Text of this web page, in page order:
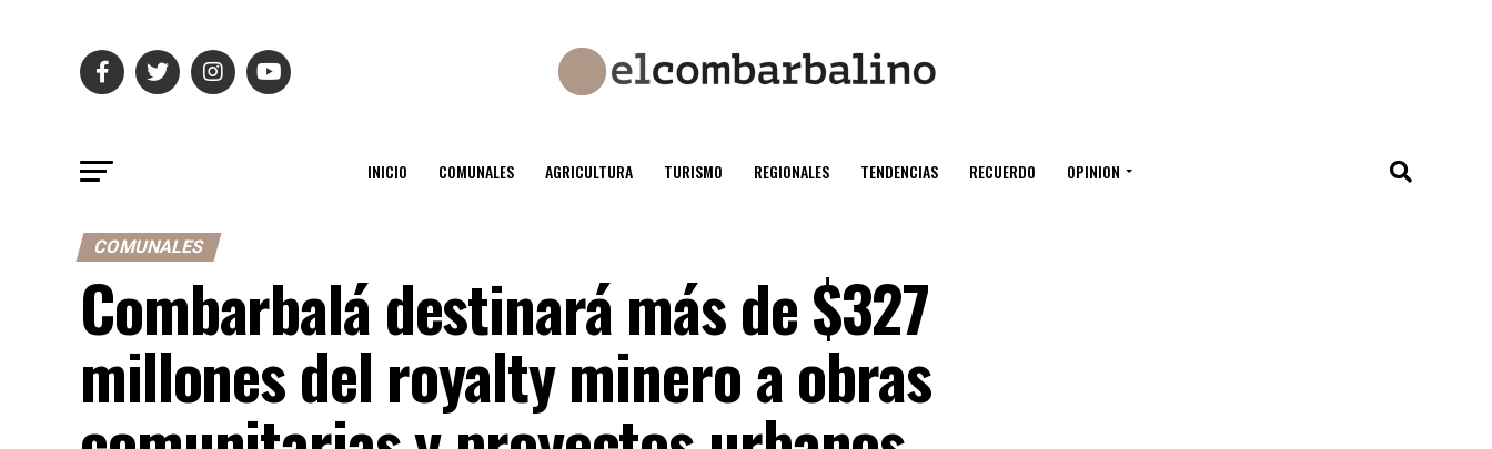
INICIO COMUNALES AGRICULTURA TURISMO REGIONALES TENDENCIAS RECUERDO OPINION
COMUNALES
Combarbalá destinará más de $327
millones del royalty minero a obras